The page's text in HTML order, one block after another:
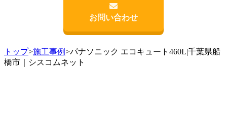
お問い合わせ
トップ>施工事例>パナソニック エコキュート460L|千葉県船
橋市｜シスコムネット